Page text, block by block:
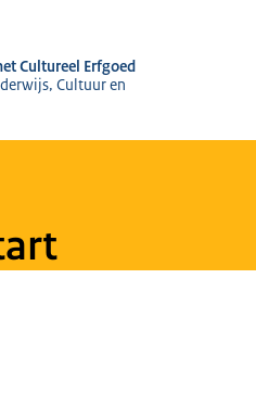
Cultureel Erfgoed
Cultuur en